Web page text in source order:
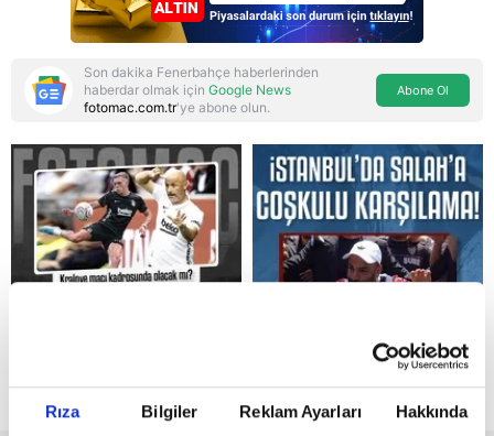
Rıza Bilgiler Reklam Ayarları Hakkında
Reddet
Son dakika Fenerbahçe haberlerinden
haberdar olmak için Google News
fotomac.com.tr'ye abone olun.
Abone Ol